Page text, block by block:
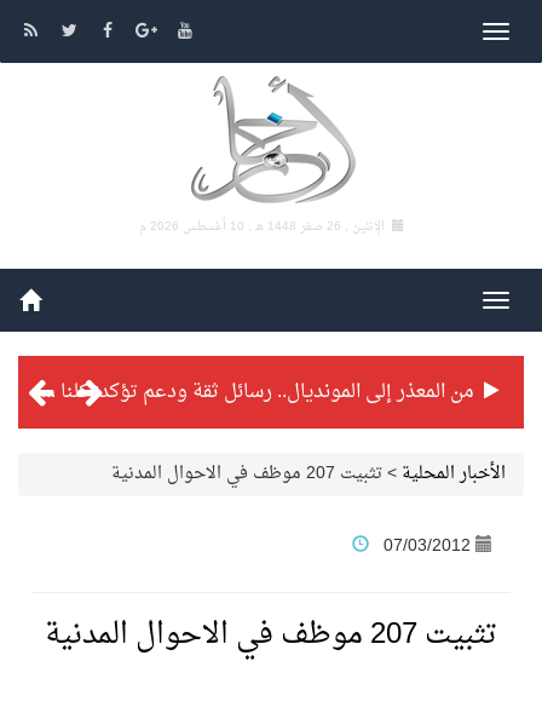
الإثنين , 26 صفر 1448 هـ , 10 أغسطس 2026 م
من المعذر إلى المونديال.. رسائل ثقة ودعم تؤكد: كلنا مع الأخضر
الأخبار المحلية>تثبيت 207 موظف في الاحوال المدنية
07/03/2012
تثبيت 207 موظف في الاحوال المدنية